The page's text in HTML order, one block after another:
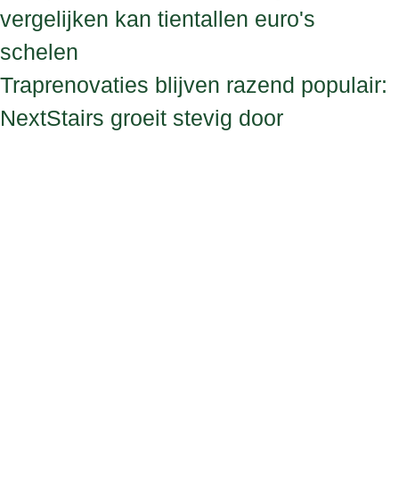
vergelijken kan tientallen euro's
schelen
Traprenovaties blijven razend populair:
NextStairs groeit stevig door